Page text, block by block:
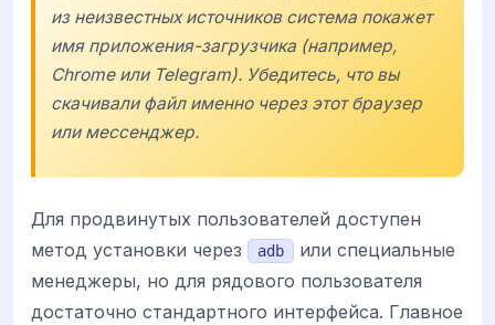
из неизвестных источников система покажет
имя приложения-загрузчика (например,
Chrome или Telegram). Убедитесь, что вы
скачивали файл именно через этот браузер
или мессенджер.
Для продвинутых пользователей доступен
метод установки через
adb
или специальные
менеджеры, но для рядового пользователя
достаточно стандартного интерфейса. Главное